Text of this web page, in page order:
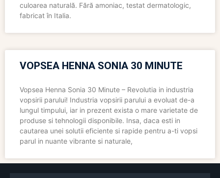
culoarea naturală. Fără amoniac, testat dermatologic,
fabricat în Italia.
VOPSEA HENNA SONIA 30 MINUTE
Vopsea Henna Sonia 30 Minute – Revolutia in industria
vopsirii parului! Industria vopsirii parului a evoluat de-a
lungul timpului, iar in prezent exista o mare varietate de
produse si tehnologii disponibile. Insa, daca esti in
cautarea unei solutii eficiente si rapide pentru a-ti vopsi
parul in nuante vibrante si naturale,